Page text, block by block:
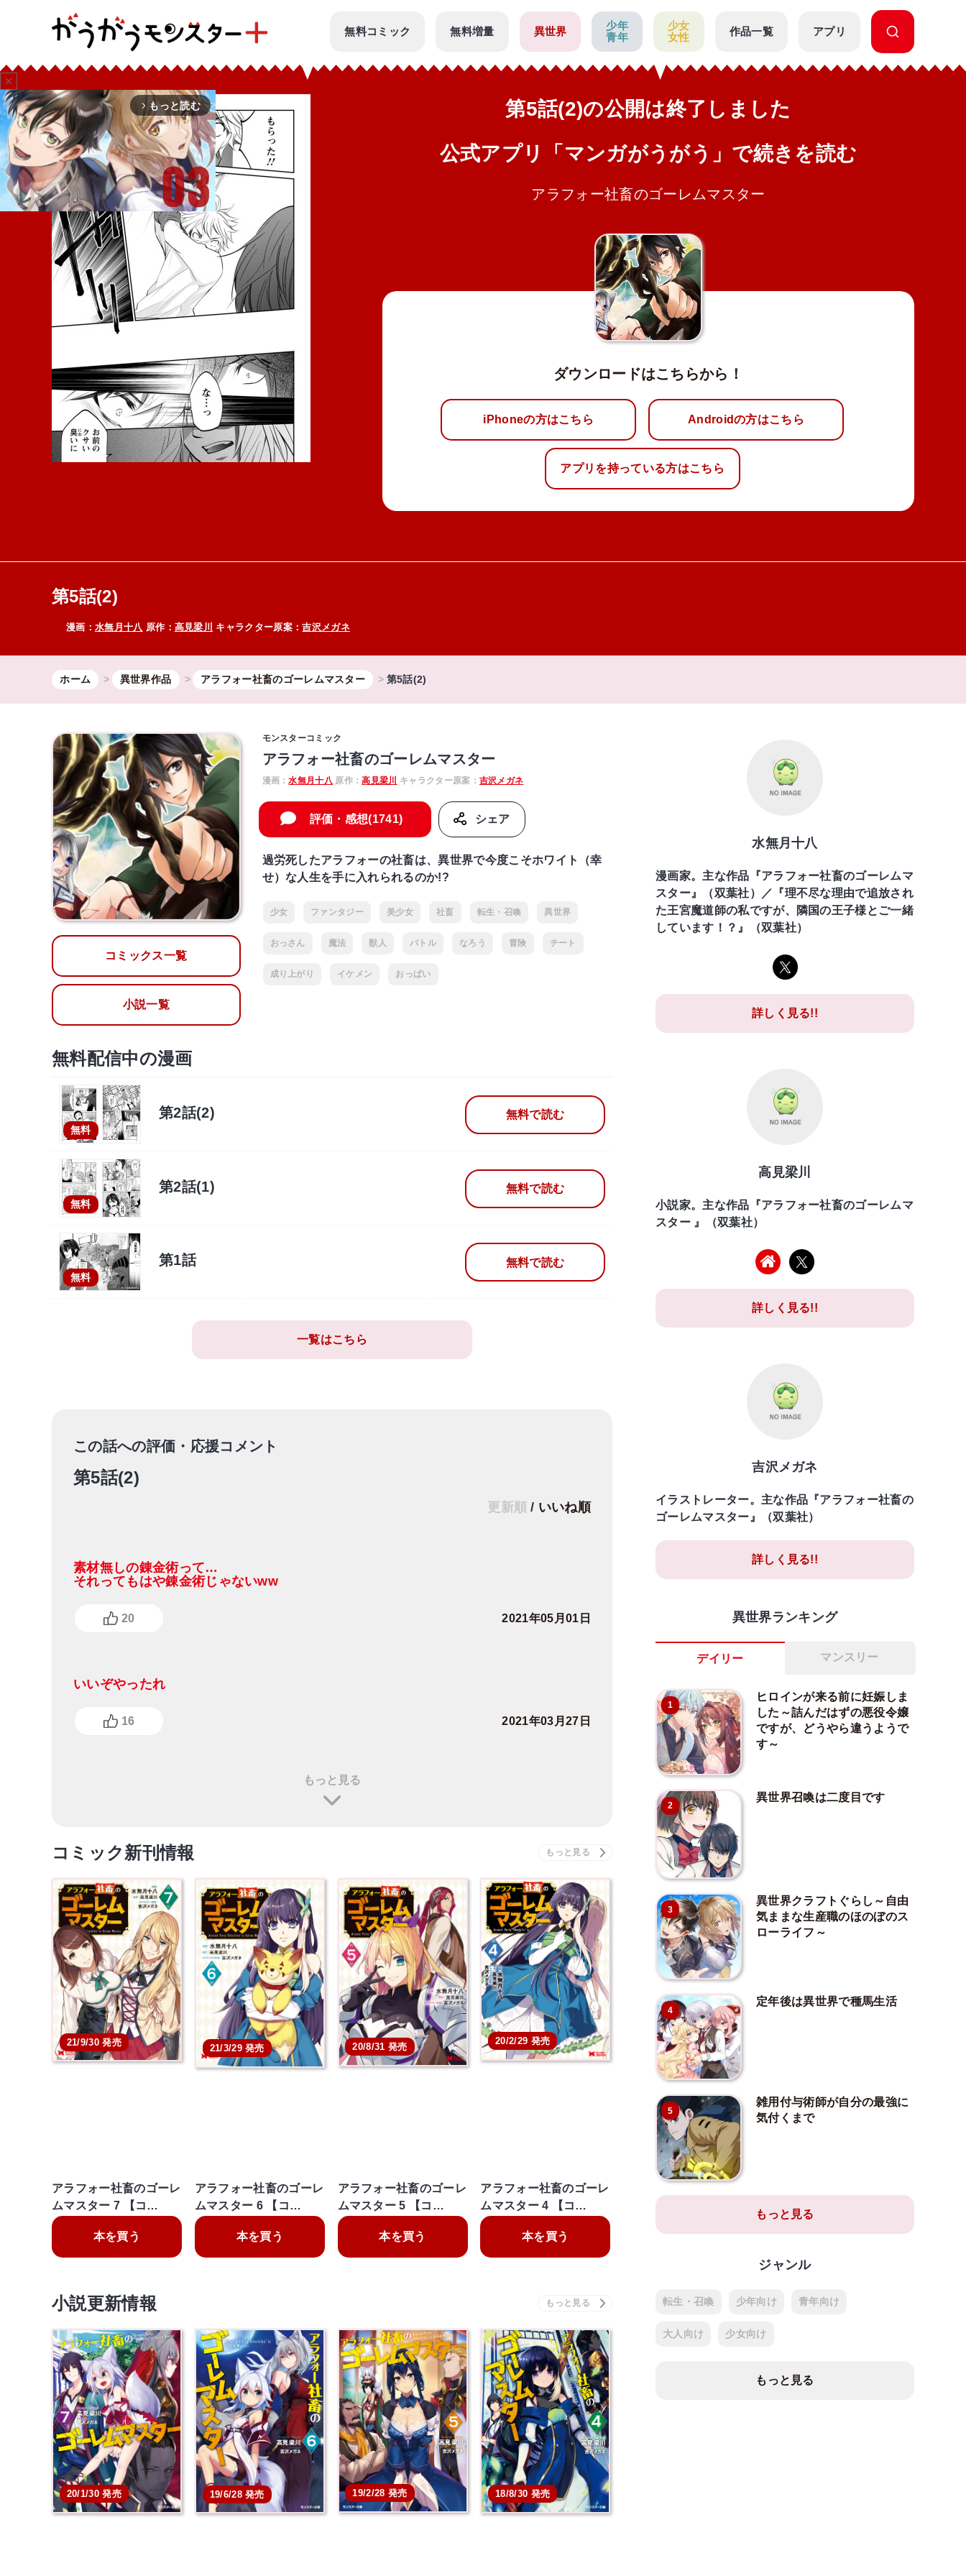
無料コミック 無料増量 異世界
少年
青年
少女
女性
作品一覧 アプリ
第5話(2)の公開は終了しました
公式アプリ「マンガがうがう」で続きを読む
アラフォー社畜のゴーレムマスター
ダウンロードはこちらから！
iPhoneの方はこちら Androidの方はこちら
アプリを持っている方はこちら
第5話(2)
漫画： 水無月十八 原作： 高見梁川 キャラクター原案：吉沢メガネ
ホーム 異世界作品 アラフォー社畜のゴーレムマスター 第5話(2)
コミックス一覧
小説一覧
モンスターコミック
アラフォー社畜のゴーレムマスター
漫画：水無月十八 原作：高見梁川 キャラクター原案： 吉沢メガネ
評価・感想(1741) シェア
過労死したアラフォーの社畜は、異世界で今度こそホワイト（幸
せ）な人生を手に入れられるのか!?
少女 ファンタジー 美少女 社畜 転生・召喚 異世界
おっさん 魔法 獣人 バトル なろう 冒険 チート
成り上がり イケメン おっぱい
無料配信中の漫画
無料
第2話(2) 無料で読む
無料
第2話(1) 無料で読む
無料
第1話 無料で読む
一覧はこちら
この話への評価・応援コメント
第5話(2)
更新順 / いいね順
素材無しの錬金術って…
それってもはや錬金術じゃないww
20 2021年05月01日
いいぞやったれ
16 2021年03月27日
もっと見る
コミック新刊情報
21/9/30 発売
アラフォー社畜のゴーレ
ムマスター 7 【コ…
本を買う
21/3/29 発売
アラフォー社畜のゴーレ
ムマスター 6 【コ…
本を買う
20/8/31 発売
アラフォー社畜のゴーレ
ムマスター 5 【コ…
本を買う
20/2/29 発売
アラフォー社畜のゴーレ
ムマスター 4 【コ…
本を買う
小説更新情報
20/1/30 発売 19/6/28 発売 19/2/28 発売 18/8/30 発売
水無月十八
漫画家。主な作品『アラフォー社畜のゴーレムマ
スター』（双葉社）／『理不尽な理由で追放され
た王宮魔道師の私ですが、隣国の王子様とご一緒
しています！？』（双葉社）
詳しく見る!!
高見梁川
小説家。主な作品『アラフォー社畜のゴーレムマ
スター 』（双葉社）
詳しく見る!!
吉沢メガネ
イラストレーター。主な作品『アラフォー社畜の
ゴーレムマスター』（双葉社）
詳しく見る!!
異世界ランキング
デイリー マンスリー
1
ヒロインが来る前に妊娠しま
した～詰んだはずの悪役令嬢
ですが、どうやら違うようで
す～
2
異世界召喚は二度目です
3
異世界クラフトぐらし～自由
気ままな生産職のほのぼのス
ローライフ～
4
定年後は異世界で種馬生活
5
雑用付与術師が自分の最強に
気付くまで
もっと見る
ジャンル
転生・召喚 少年向け 青年向け
大人向け 少女向け
もっと見る
close
arrow_forward_ios もっと読む
Mute